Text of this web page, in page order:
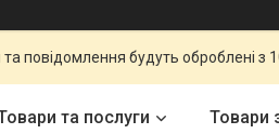
повідомлення будуть оброблені з
та послуги Товари